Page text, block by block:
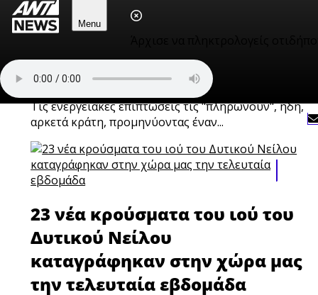
Menu
Εικόνες σοκ στην Ευρώπη
ξηρασίας
Τις ενεργειακές επιπτώσεις τις "πληρώνουν", ήδη,
αρκετά κράτη, προμηνύοντας έναν...
23 νέα κρούσματα του ιού του
Δυτικού Νείλου
καταγράφηκαν στην χώρα μας
την τελευταία εβδομάδα